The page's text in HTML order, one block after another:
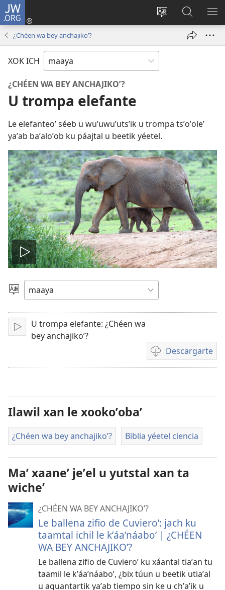
JW.ORG
Kʼex
idiomail
Ooken
new
Kaaxan
teʼ
jw.org
¿Chéen wa bey anchajikoʼ?
XOK ICH
¿CHÉEN WA BEY ANCHAJIKOʼ?
U trompa elefante
Le elefanteoʼ séeb u wuʼuwuʼutsʼik u trompa tsʼoʼoleʼ
yaʼab baʼaloʼob ku páajtal u beetik yéetel.
Tsʼáa
le
videooʼ
Yéey
idiomail
Paxe
U trompa elefante: ¿Chéen wa
bey anchajikoʼ?
Descargarte
Bix
a
videooʼ
Ilawil xan le xookoʼobaʼ
¿Chéen wa bey anchajikoʼ? Biblia yéetel ciencia
Maʼ xaaneʼ jeʼel u yutstal xan ta
wicheʼ
¿CHÉEN WA BEY ANCHAJIKOʼ?
Le ballena zifio de Cuvieroʼ: jach ku
taamtal ichil le kʼáaʼnáaboʼ | ¿CHÉEN
WA BEY ANCHAJIKOʼ?
Le ballena zifio de Cuvieroʼ ku xáantal tiaʼan tu
taamil le kʼáaʼnáaboʼ, ¿bix túun u beetik utiaʼal
u aguantartik yaʼab tiempo sin ke u chʼaʼik u